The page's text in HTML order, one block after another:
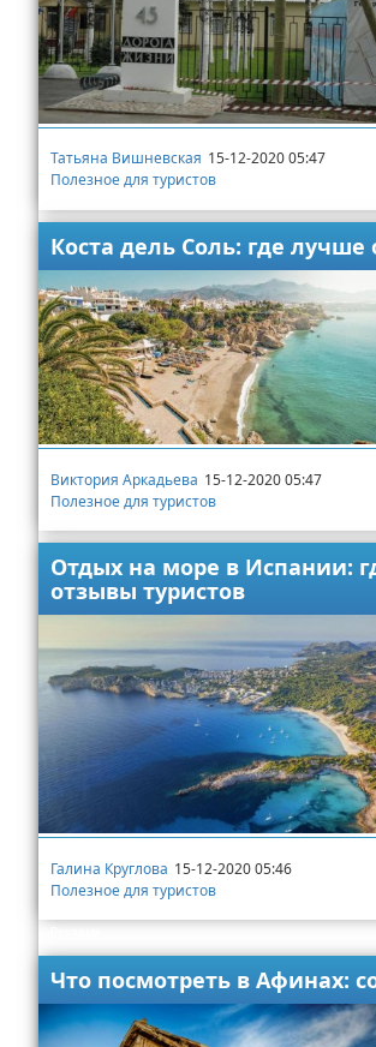
Татьяна Вишневская 15-12-2020 05:47
Полезное для туристов
Коста дель Соль: где лучше
Виктория Аркадьева 15-12-2020 05:47
Полезное для туристов
Отдых на море в Испании:
отзывы туристов
Галина Круглова 15-12-2020 05:46
Полезное для туристов
Что посмотреть в Афинах: